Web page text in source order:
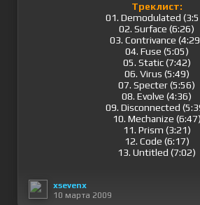
Треклист:
01. Demodulated
02. Surface (6:26)
03. Contrivance
04. Fuse (5:05)
05. Static (7:42)
06. Virus (5:49)
07. Specter (5:56)
08. Evolve (4:36)
09. Disconnected
10. Mechanize (6:47)
11. Prism (3:21)
12. Code (6:17)
13. Untitled (7:02)
xsevenx
10 марта 2009